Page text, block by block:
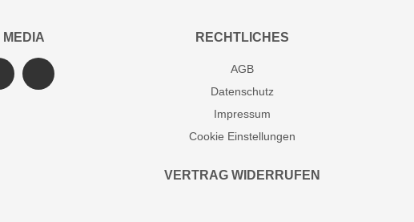
RECHTLICHES
AGB
Datenschutz
Impressum
Cookie Einstellungen
VERTRAG WIDERRUFEN